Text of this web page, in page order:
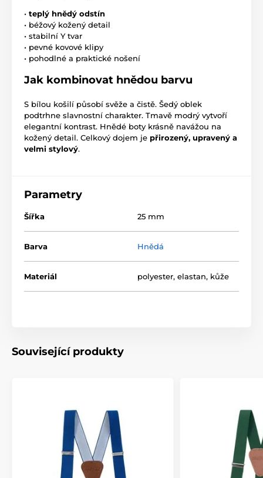
• teplý hnědý odstín
• béžový kožený detail
• stabilní Y tvar
• pevné kovové klipy
• pohodlné a praktické nošení
Jak kombinovat hnědou barvu
S bílou košilí působí svěže a čistě. Šedý oblek
podtrhne slavnostní charakter. Tmavě modrý vytvoří
elegantní kontrast. Hnědé boty krásně navážou na
kožený detail. Celkový dojem je přirozený, upravený a
velmi stylový.
Parametry
Šířka 25 mm
Barva Hnědá
Materiál polyester, elastan, kůže
Související produkty